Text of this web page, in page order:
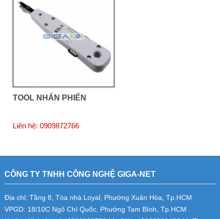
TOOL NHẤN PHIẾN
Liên hệ: 0909872766
CÔNG TY TNHH CÔNG NGHỆ GIGA-NET
Địa chỉ: Tầng 8, Tòa nhà Loyal, Phường Xuân Hòa, Tp.HCM
VPGD: 18/10C Ngô Chí Quốc, Phường Tam Bình, Tp.HCM